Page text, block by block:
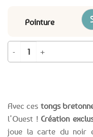
Avec ces tongs
l’Ouest ! Création
joue la carte du noir
Pointure
quantité de Tongs drapeau